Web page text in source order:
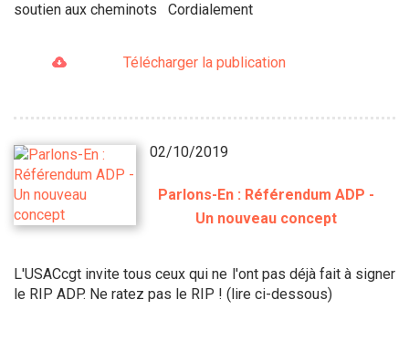
soutien aux cheminots Cordialement
Télécharger la publication
02/10/2019
Parlons-En : Référendum ADP -
Un nouveau concept
L'USACcgt invite tous ceux qui ne l'ont pas déjà fait à signer
le RIP ADP. Ne ratez pas le RIP ! (lire ci-dessous)